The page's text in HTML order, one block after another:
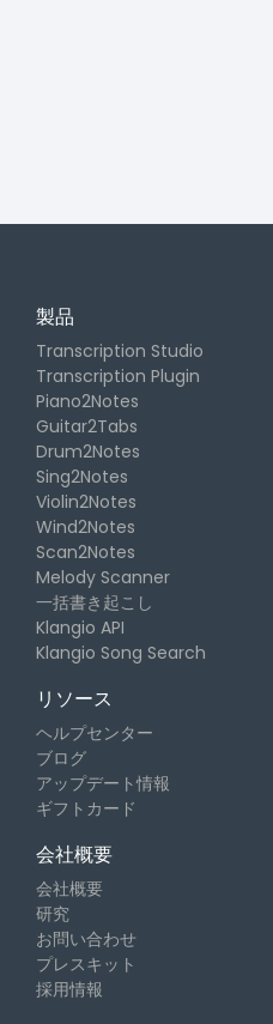
製品
Transcription Studio
Transcription Plugin
Piano2Notes
Guitar2Tabs
Drum2Notes
Sing2Notes
Violin2Notes
Wind2Notes
Scan2Notes
Melody Scanner
一括書き起こし
Klangio API
Klangio Song Search
リソース
ヘルプセンター
ブログ
アップデート情報
ギフトカード
会社概要
会社概要
研究
お問い合わせ
プレスキット
採用情報